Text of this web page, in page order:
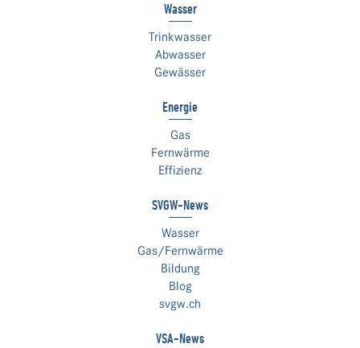
Wasser
Trinkwasser
Abwasser
Gewässer
Energie
Gas
Fernwärme
Effizienz
SVGW-News
Wasser
Gas/Fernwärme
Bildung
Blog
svgw.ch
VSA-News